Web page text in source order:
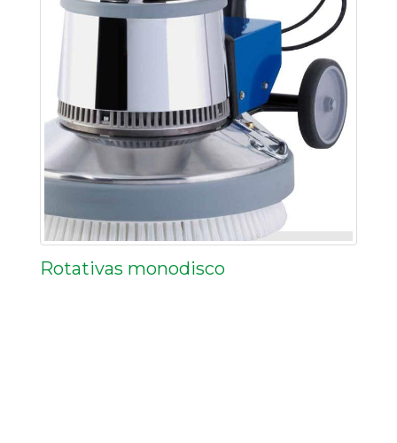
Rotativas monodisco